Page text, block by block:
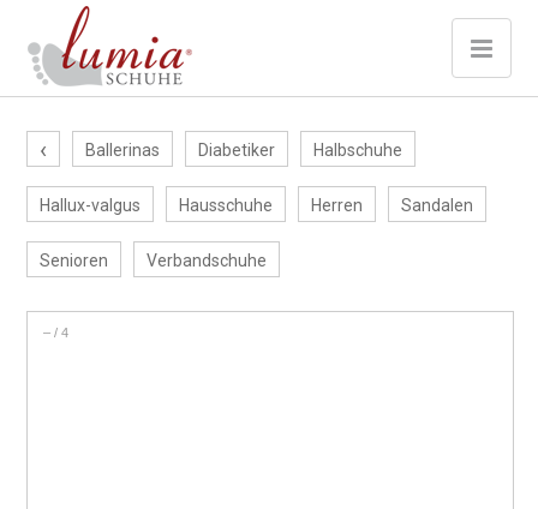
‹ Ballerinas Diabetiker Halbschuhe
Hallux-valgus Hausschuhe Herren Sandalen
Senioren Verbandschuhe
– /4